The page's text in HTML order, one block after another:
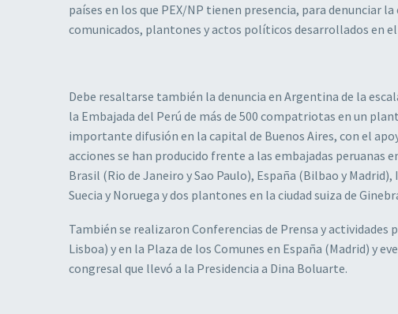
países en los que PEX/NP tienen presencia, para denunciar
comunicados, plantones y actos políticos desarrollados en
Debe resaltarse también la denuncia en Argentina de la
la Embajada del Perú de más de 500 compatriotas en un
importante difusión en la capital de Buenos Aires, con el
acciones se han producido frente a las embajadas peruanas
Brasil (Rio de Janeiro y Sao Paulo), España (Bilbao y
Suecia y Noruega y dos plantones en la ciudad suiza de
También se realizaron Conferencias de Prensa y actividades
Lisboa) y en la Plaza de los Comunes en España (Madrid) y
congresal que llevó a la Presidencia a Dina Boluarte.